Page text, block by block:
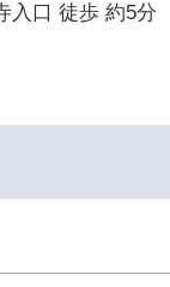
入口 徒歩 約5分